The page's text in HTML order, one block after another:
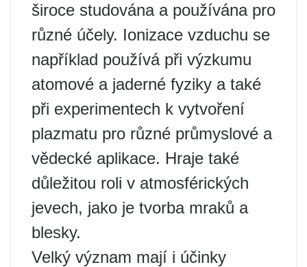
široce studována a používána pro
různé účely. Ionizace vzduchu se
například používá při výzkumu
atomové a jaderné fyziky a také
při experimentech k vytvoření
plazmatu pro různé průmyslové a
vědecké aplikace. Hraje také
důležitou roli v atmosférických
jevech, jako je tvorba mraků a
blesky.
Velký význam mají i účinky